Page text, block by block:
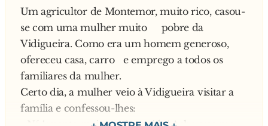
Um agricultor de Montemor, muito rico, casou-
se com uma mulher muito pobre da
Vidigueira. Como era um homem generoso,
ofereceu casa, carro e emprego a todos os
familiares da mulher.
Certo dia, a mulher veio à Vidigueira visitar a
família e confessou-lhes: